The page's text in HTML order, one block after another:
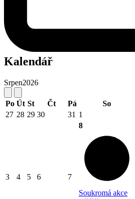
Kalendář
Srpen2026
Po Út St Čt Pá So
27 28 29 30 31 1
3 4 5 6 7
8
Soukromá akce